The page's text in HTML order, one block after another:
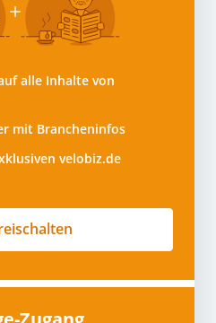
alle Inhalte von
mit Brancheninfos
velobiz.de